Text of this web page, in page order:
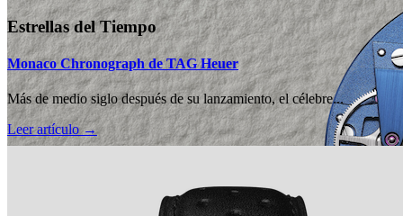
Estrellas del Tiempo
Monaco Chronograph de TAG Heuer
Más de medio siglo después de su lanzamiento, el célebre...
Leer artículo →